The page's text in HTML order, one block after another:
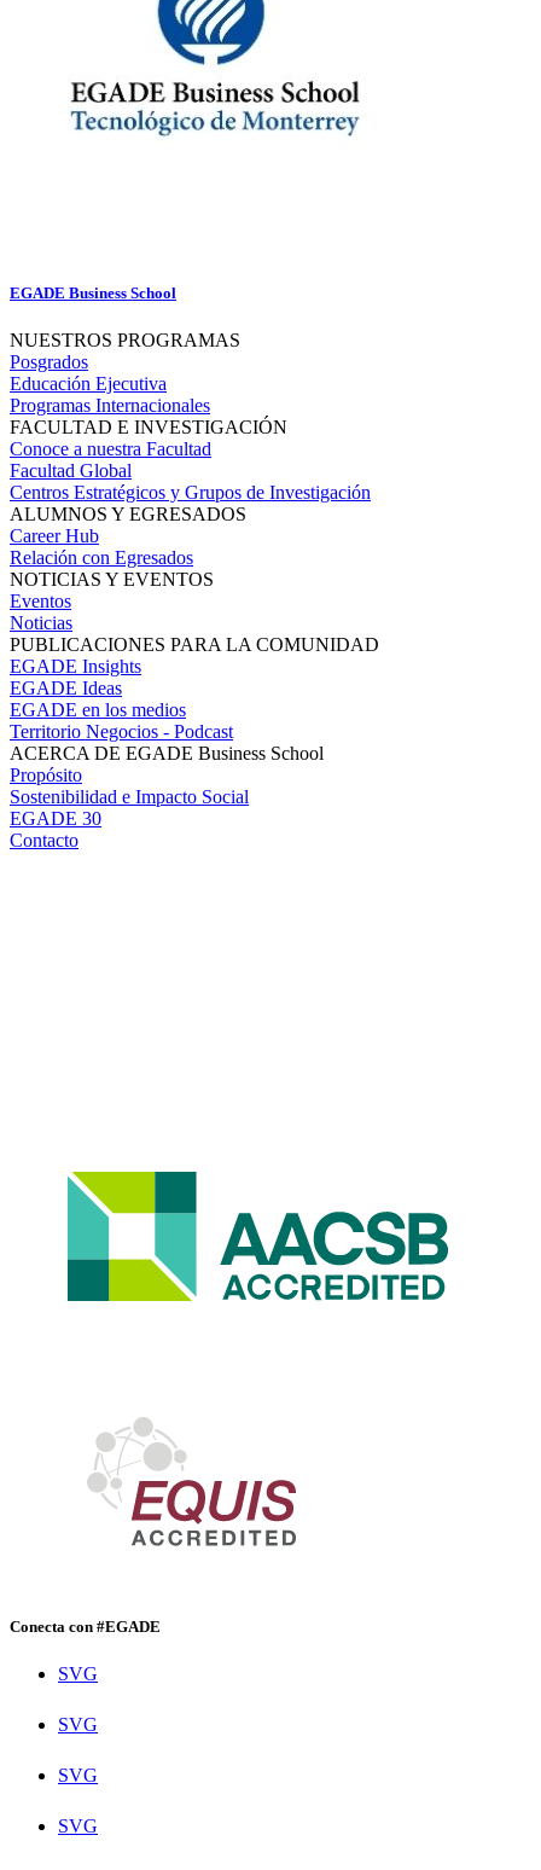
EGADE Business School
NUESTROS PROGRAMAS
Posgrados
Educación Ejecutiva
Programas Internacionales
FACULTAD E INVESTIGACIÓN
Conoce a nuestra Facultad
Facultad Global
Centros Estratégicos y Grupos de Investigación
ALUMNOS Y EGRESADOS
Career Hub
Relación con Egresados
NOTICIAS Y EVENTOS
Eventos
Noticias
PUBLICACIONES PARA LA COMUNIDAD
EGADE Insights
EGADE Ideas
EGADE en los medios
Territorio Negocios - Podcast
ACERCA DE EGADE Business School
Propósito
Sostenibilidad e Impacto Social
EGADE 30
Contacto
Conecta con #EGADE
SVG
SVG
SVG
SVG